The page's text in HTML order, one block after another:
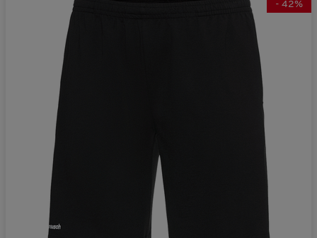
- 42%
Jetzt 25% Rabatt + GRATIS Geschenk aktivieren!
Nein danke. Ich möchte meinen Gutschein-Code nicht verwenden.
Sie erhalten Ihren Rabatt und Ihr Geschnek bei einer Bestellung ab € 40,- in
unserem Online-Shop. Die Berechnung des Mindestbestellwerts erfolgt auf Basis
der regulären Vorteilshop-Preise.